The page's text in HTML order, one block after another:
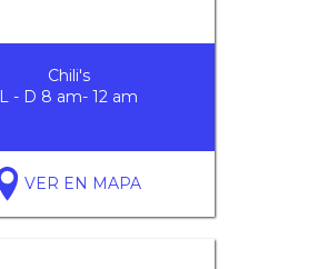
Chili's
L - D 8 am- 12 am
VER EN MAPA